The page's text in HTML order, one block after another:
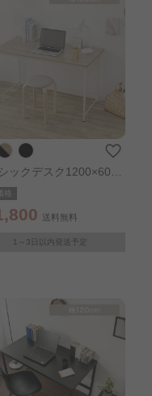
ックデスク1200×600
ライトナチュラル
イト
格
送料無料
1～3日以内発送予定